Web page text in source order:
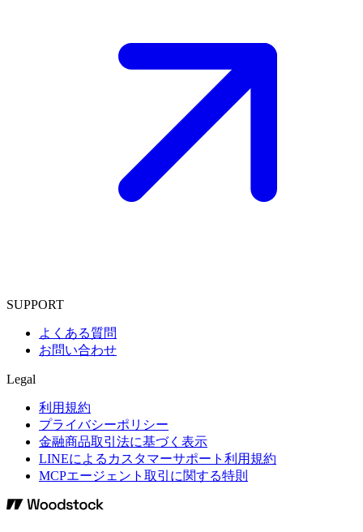
SUPPORT
よくある質問
お問い合わせ
Legal
利用規約
プライバシーポリシー
金融商品取引法に基づく表示
LINEによるカスタマーサポート利用規約
MCPエージェント取引に関する特則